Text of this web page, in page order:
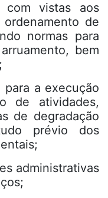
com vistas aos
de
normas para
bem
a execução
de atividades,
de degradação
prévio dos
administrativas